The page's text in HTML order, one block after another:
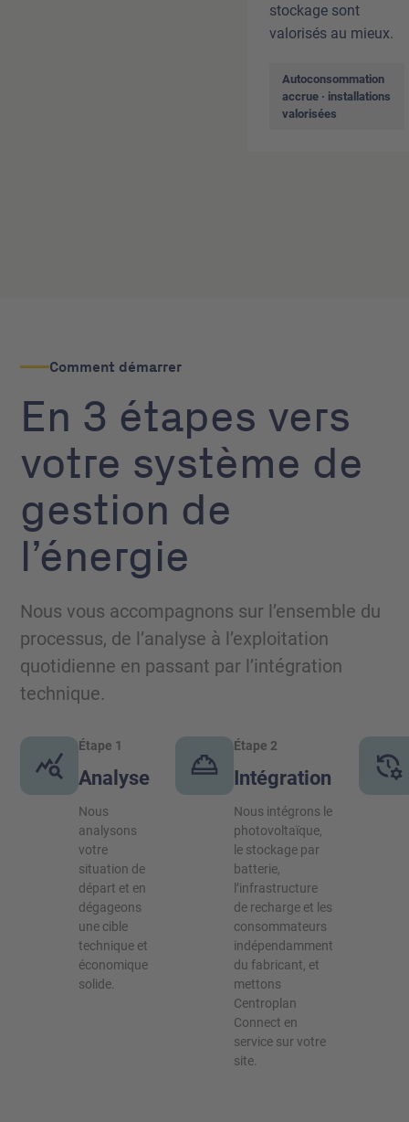
stockage sont
valorisés au mieux.
Autoconsommation
accrue · installations
valorisées
Comment démarrer
En 3 étapes vers
votre système de
gestion de
l’énergie
Nous vous accompagnons sur l’ensemble du
processus, de l’analyse à l’exploitation
quotidienne en passant par l’intégration
technique.
Étape 1
Analyse
Nous
analysons
votre
situation de
départ et en
dégageons
une cible
technique et
économique
solide.
Étape 2
Intégration
Nous intégrons le
photovoltaïque,
le stockage par
batterie,
l’infrastructure
de recharge et les
consommateurs
indépendamment
du fabricant, et
mettons
Centroplan
Connect en
service sur votre
site.